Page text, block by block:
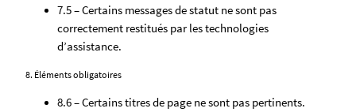
7.5 – Certains messages de statut ne sont pas
correctement restitués par les technologies
d’assistance.
8. Éléments obligatoires
8.6 – Certains titres de page ne sont pas pertinents.